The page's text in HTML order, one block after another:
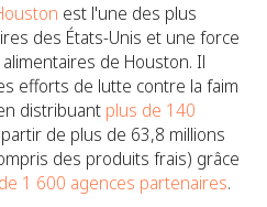
est l'une des plus
des États-Unis et une force
de Houston. Il
efforts de lutte contre la faim
distribuant plus de 140
de plus de 63,8 millions
des produits frais) grâce
1 600 agences partenaires.